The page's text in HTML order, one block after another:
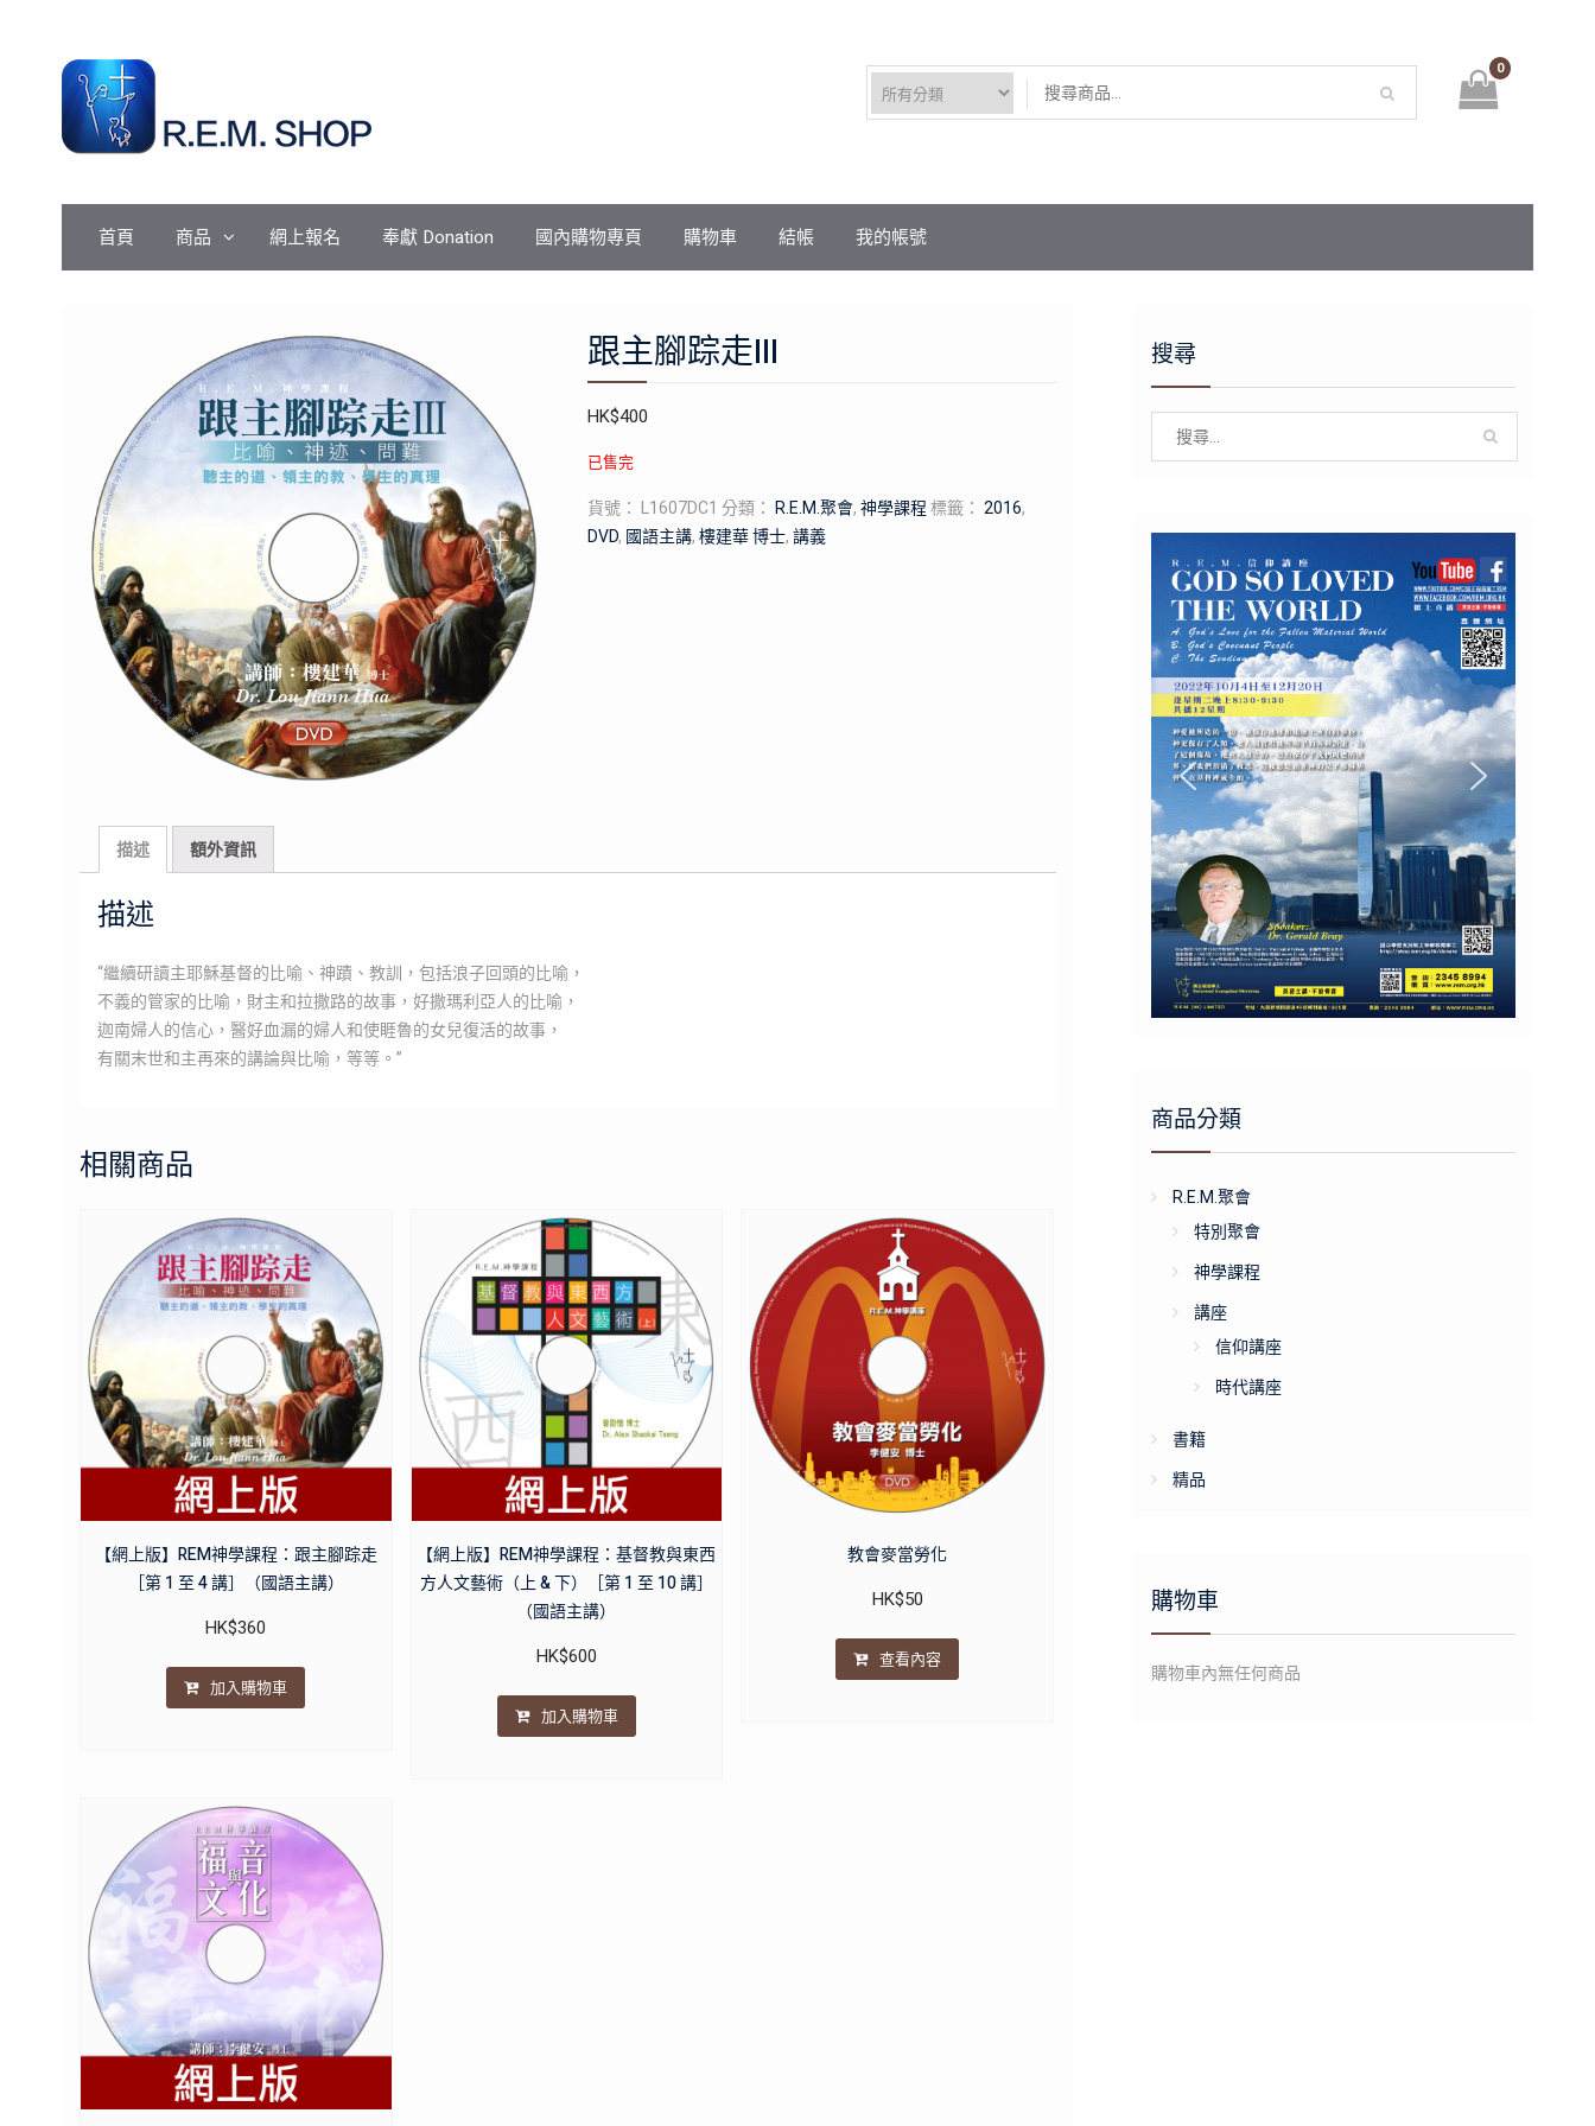
0
首頁 商品 網上報名 奉獻 Donation 國內購物專頁 購物車 結帳 我的帳號
跟主腳踪走III
HK$400
已售完
貨號： L1607DC1 分類： R.E.M.聚會, 神學課程 標籤： 2016,
DVD, 國語主講, 樓建華 博士, 講義
描述 額外資訊
描述
“繼續研讀主耶穌基督的比喻、神蹟、教訓，包括浪子回頭的比喻，
不義的管家的比喻，財主和拉撒路的故事，好撒瑪利亞人的比喻，
迦南婦人的信心，醫好血漏的婦人和使睚魯的女兒復活的故事，
有關末世和主再來的講論與比喻，等等。”
相關商品
【網上版】REM神學課程：跟主腳踪走
［第 1 至 4 講］（國語主講）
HK$360
加入購物車
【網上版】REM神學課程：基督教與東西
方人文藝術（上 & 下）［第 1 至 10 講］
（國語主講）
HK$600
加入購物車
教會麥當勞化
HK$50
查看內容
搜尋
Search
商品分類
R.E.M.聚會
特別聚會
神學課程
講座
信仰講座
時代講座
書籍
精品
購物車
購物車內無任何商品